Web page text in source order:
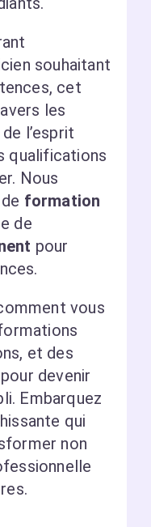
souhaitant
cet
les
l’esprit
qualifications
Nous
formation
de
pour
vous
et des
devenir
Embarquez
qui
non